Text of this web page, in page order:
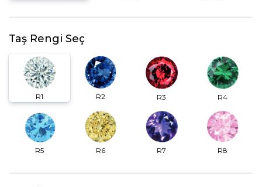
Taş Rengi Seç
R1 R2 R3 R4
R5 R6 R7 R8